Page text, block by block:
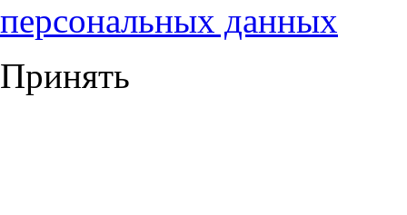
персональных данных
Принять